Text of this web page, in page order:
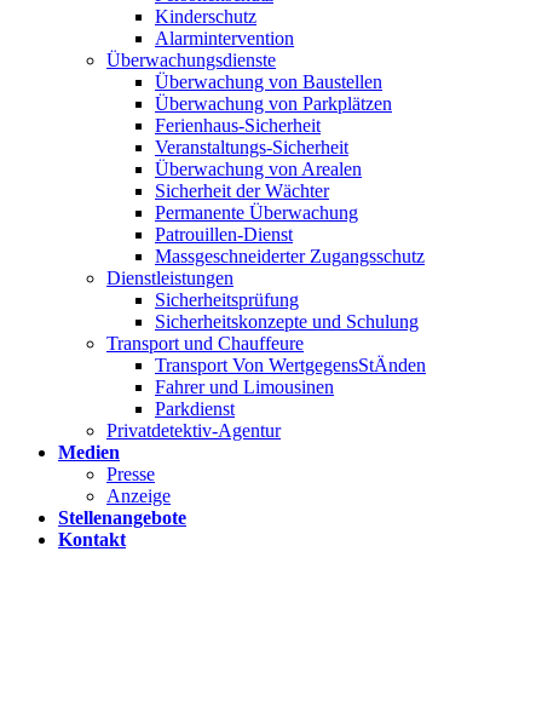
Kinderschutz
Alarmintervention
Überwachungsdienste
Überwachung von Baustellen
Überwachung von Parkplätzen
Ferienhaus-Sicherheit
Veranstaltungs-Sicherheit
Überwachung von Arealen
Sicherheit der Wächter
Permanente Überwachung
Patrouillen-Dienst
Massgeschneiderter Zugangsschutz
Dienstleistungen
Sicherheitsprüfung
Sicherheitskonzepte und Schulung
Transport und Chauffeure
Transport Von WertgegensStÄnden
Fahrer und Limousinen
Parkdienst
Privatdetektiv-Agentur
Medien
Presse
Anzeige
Stellenangebote
Kontakt